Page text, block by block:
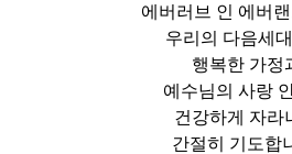
에버러브 인 에버
우리의 다음세대
행복한 가정
예수님의 사랑
건강하게 자라
간절히 기도합